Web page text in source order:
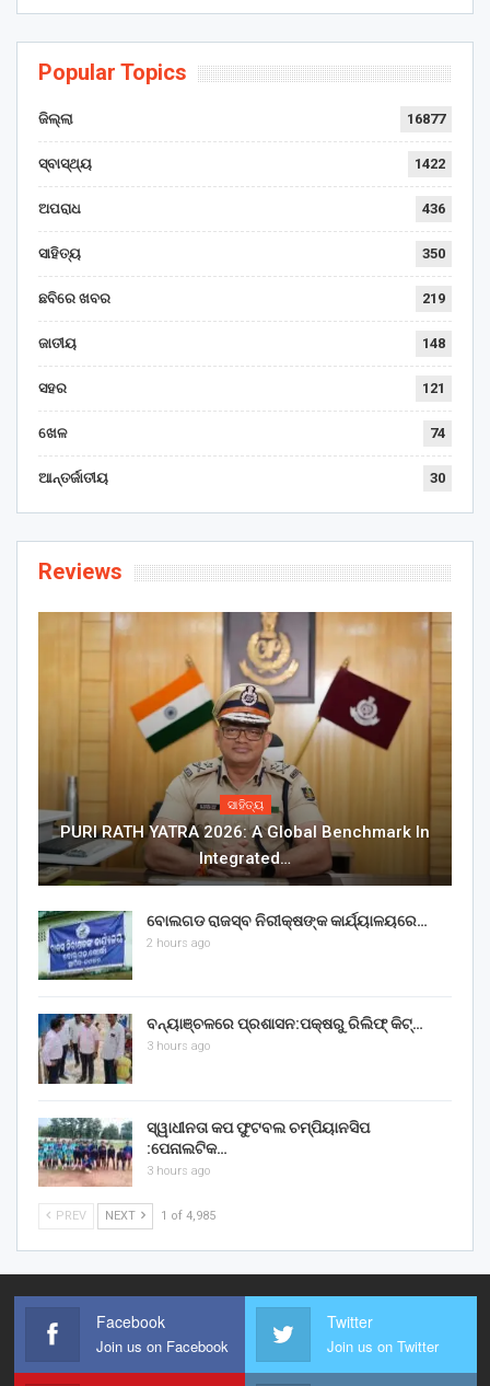
Popular Topics
ଜିଲ୍ଲା 16877
ସ୍ବାସ୍ଥ୍ୟ 1422
ଅପରାଧ 436
ସାହିତ୍ୟ 350
ଛବିରେ ଖବର 219
ଜାତୀୟ 148
ସହର 121
ଖେଳ 74
ଆନ୍ତର୍ଜାତୀୟ 30
Reviews
ସାହିତ୍ୟ
PURI RATH YATRA 2026: A Global Benchmark In
Integrated…
ବୋଲଗଡ ରାଜସ୍ବ ନିରୀକ୍ଷଙ୍କ କାର୍ଯ୍ୟାଳୟରେ…
2 hours ago
ବନ୍ୟାଞ୍ଚଳରେ ପ୍ରଶାସନ:ପକ୍ଷରୁ ରିଲିଫ୍ କିଟ୍…
3 hours ago
ସ୍ୱାଧୀନତା କପ ଫୁଟବଲ ଚମ୍ପିୟାନସିପ
:ପେନାଲଟିକ…
3 hours ago
PREV NEXT 1 of 4,985
Facebook
Join us on Facebook
Twitter
Join us on Twitter